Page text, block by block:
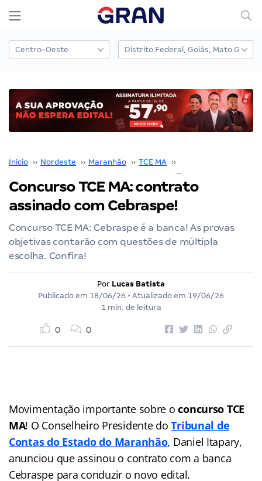
Início ›› Nordeste ›› Maranhão ›› TCE MA ››
Concurso TCE MA: contrato
assinado com Cebraspe!
Concurso TCE MA: Cebraspe é a banca! As provas
objetivas contarão com questões de múltipla
escolha. Confira!
Por Lucas Batista
Publicado em 18/06/26 • Atualizado em 19/06/26
1 min. de leitura
0 0
Movimentação importante sobre oconcurso TCE
MA! O Conselheiro Presidente doTribunal de
Contas do Estado do Maranhão, Daniel Itapary,
anunciou que assinou o contrato com a banca
Cebraspe para conduzir o novo edital.